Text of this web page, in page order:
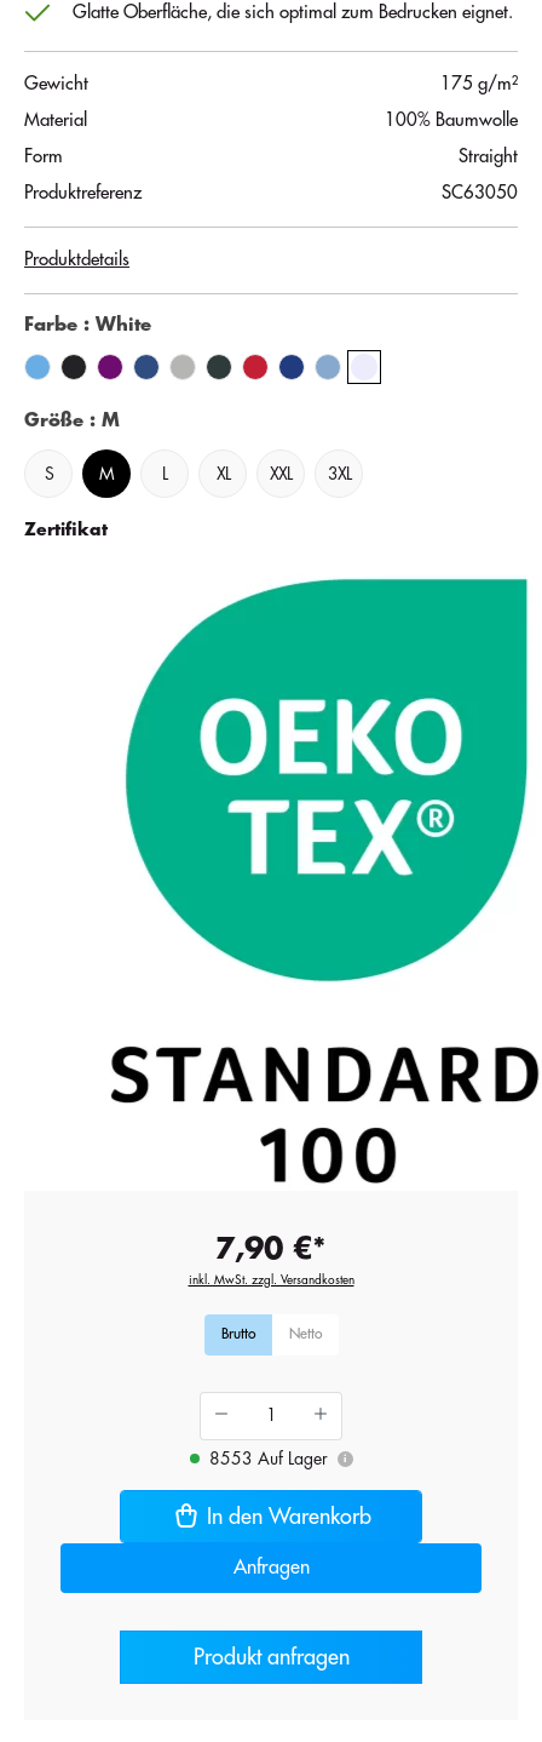
Glatte Oberfläche, die sich optimal zum Bedrucken eignet.
Gewicht
175 g/m²
Material
100% Baumwolle
Form
Straight
Produktreferenz
SC63050
Produktdetails
Farbe : White
Größe : M
S M XL XXL 3XL
Zertifikat
7,90 €*
inkl. MwSt. zzgl. Versandkosten
Brutto Netto
8553 Auf Lager i
In den Warenkorb
Anfragen
Produkt anfragen